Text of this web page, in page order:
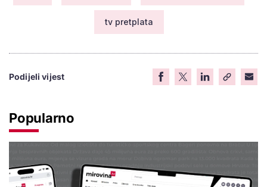
tv pretplata
Podijeli vijest
Popularno